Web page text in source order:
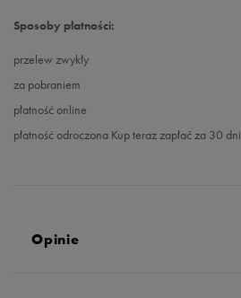
Sposoby płatności:
przelew zwykły
za pobraniem
płatność online
płatność odroczona Kup teraz zapłać za 30
Opinie